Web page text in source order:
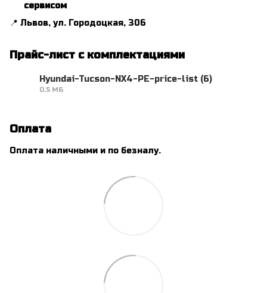
сервисом
📍 Львов, ул. Городоцкая, 306
Прайс-лист с комплектациями
Hyundai-Tucson-NX4-PE-price-list (6)
0.5 МБ
Оплата
Оплата наличными и по безналу.